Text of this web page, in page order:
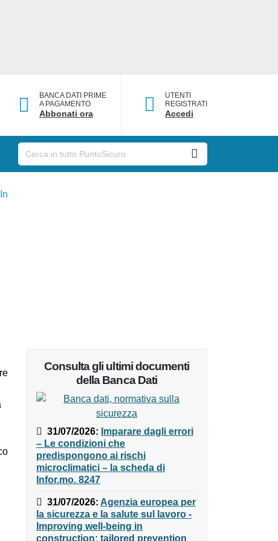
BANCA DATI PRIME
A PAGAMENTO
Abbonati ora
UTENTI
REGISTRATI
Accedi
Consulta gli ultimi documenti
della Banca Dati
31/07/2026 :Imparare dagli
errori – Le condizioni che
predispongono ai rischi
microclimatici – la scheda di
Infor.mo. 8247
31/07/2026:Agenzia europea
per la sicurezza e la salute sul
lavoro - Improving well-being in